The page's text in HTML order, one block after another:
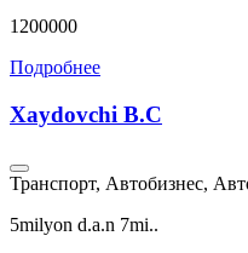
1200000
Подробнее
Xaydovchi B.C
Транспорт, Автобизнес,
5milyon d.a.n 7mi..